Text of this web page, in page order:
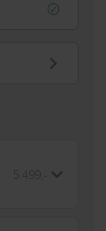
5.499,-